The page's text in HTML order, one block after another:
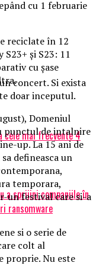
cu 1 februarie
reciclate în 12
și S23: 11
cu șase
cele mai frecvente 4
a sprijini companiile în
ransomware
concert. Si exista
doar inceputul.
Domeniul
punctul de intalnire
up. La 15 ani de
defineasca un
temporara,
un festival care si-a
si o serie de
colt al
proprie. Nu este